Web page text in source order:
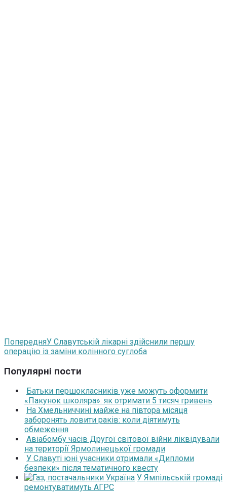
ПопередняУ Славутській лікарні здійснили першу
операцію із заміни колінного суглоба
Популярні пости
Батьки першокласників уже можуть оформити
«Пакунок школяра»: як отримати 5 тисяч гривень
На Хмельниччині майже на півтора місяця
заборонять ловити раків: коли діятимуть
обмеження
Авіабомбу часів Другої світової війни ліквідували
на території Ярмолинецької громади
У Славуті юні учасники отримали «Дипломи
безпеки» після тематичного квесту
У Ямпільській громаді
ремонтуватимуть АГРС